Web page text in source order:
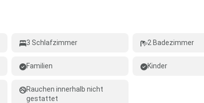
3 Schlafzimmer 2 Badezimmer
Familien Kinder
Rauchen innerhalb nicht
gestattet